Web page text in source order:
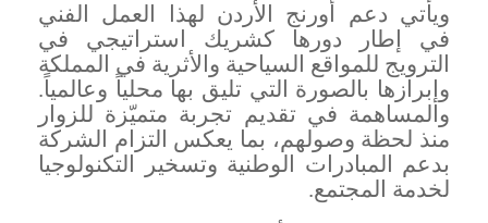
ويأتي دعم أورنج الأردن لهذا العمل الفني
في
طار دورها كشريك استراتيجي في
الترويج للمواقع السياحية والأثرية في المملكة
وإبرازها بالصورة التي تليق بها محلياً وعالمياً.
والمساهمة في تقديم تجربة متميّزة للزوار
منذ لحظة وصولهم، بما يعكس التزام الشركة
بدعم المبادرات الوطنية وتسخير التكنولوجيا
لخدمة المجتمع.